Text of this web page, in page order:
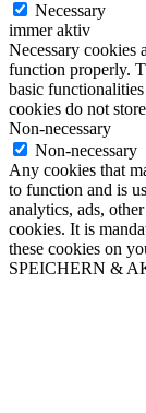
Necessary
immer aktiv
Necessary cookies
function properly.
basic
cookies do not
Non-necessary
Non-necessary
Any cookies that
to function and is
analytics, ads,
cookies. It is
these cookies on
SPEICHERN &